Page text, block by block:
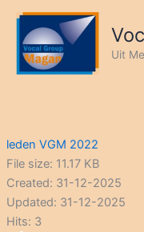
inhoud
Uit
leden VGM 2022
File size: 11.17 KB
Created: 31-12-2025
Updated: 31-12-2025
Hits: 3